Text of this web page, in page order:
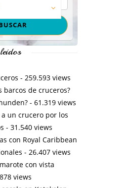
- 259.593 views
barcos de cruceros?
- 61.319 views
un crucero por los
- 31.540 views
con Royal Caribbean
- 26.407 views
con vista
views